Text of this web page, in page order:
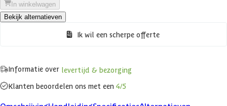
In winkelwagen
Bekijk alternatieven
Ik wil een scherpe offerte
Informatie over levertijd & bezorging
Klanten beoordelen ons met een 4/5